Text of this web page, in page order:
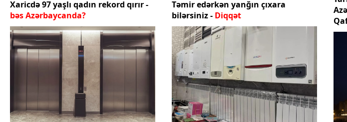
Xaricdə 97 yaşlı qadın rekord qırır -
bəs Azərbaycanda?
Təmir edərkən yanğın çıxara
bilərsiniz - Diqqət